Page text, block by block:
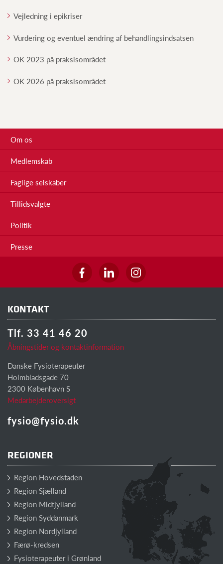
Vejledning i epikriser
Vurdering og eventuel ændring af behandlingsindsatsen
OK 2023 på praksisområdet
OK 2026 på praksisområdet
Om os
Medlemskab
Faglige selskaber
Tillidsvalgte
Politik
Presse
KONTAKT
Tlf. 33 41 46 20
Åbningstider og kontaktinformation
Danske Fysioterapeuter
Holmbladsgade 70
2300 København S
Medarbejderoversigt
fysio@fysio.dk
REGIONER
Region Hovedstaden
Region Sjælland
Region Midtjylland
Region Syddanmark
Region Nordjylland
Færø-kredsen
Fysioterapeuter i Grønland